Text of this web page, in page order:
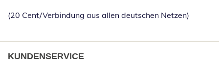
(20 Cent/Verbindung aus allen deutschen Netzen)
KUNDENSERVICE